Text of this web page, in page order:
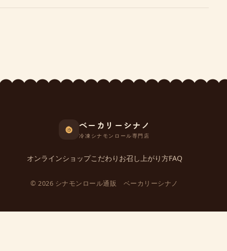
ベーカリーシナノ
冷凍シナモンロール専門店
オンラインショップこだわり お召し上がり方FAQ
© 2026 シナモンロール通販 ベーカリーシナノ